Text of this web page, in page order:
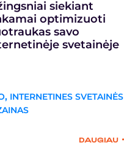
siekiant
optimizuoti
savo
svetainėje
, INTERNETINES SVETAINĖS
DAUGIAU